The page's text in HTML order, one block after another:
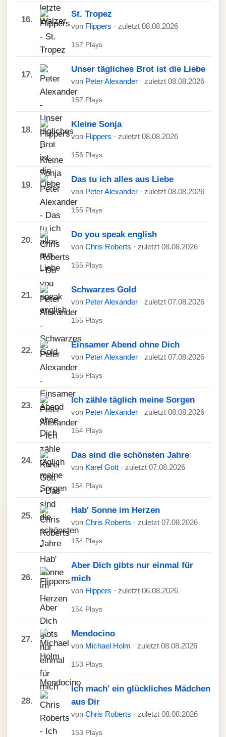
16.
St. Tropez
von Flippers · zuletzt 08.08.2026
157 Plays
17.
Unser tägliches Brot ist die Liebe
von Peter Alexander · zuletzt 08.08.2026
157 Plays
18.
Kleine Sonja
von Flippers · zuletzt 08.08.2026
156 Plays
19.
Das tu ich alles aus Liebe
von Peter Alexander · zuletzt 08.08.2026
155 Plays
20.
Do you speak english
von Chris Roberts · zuletzt 08.08.2026
155 Plays
21.
Schwarzes Gold
von Peter Alexander · zuletzt 07.08.2026
155 Plays
22.
Einsamer Abend ohne Dich
von Peter Alexander · zuletzt 07.08.2026
155 Plays
23.
Ich zähle täglich meine Sorgen
von Peter Alexander · zuletzt 08.08.2026
154 Plays
24.
Das sind die schönsten Jahre
von Karel Gott · zuletzt 07.08.2026
154 Plays
25.
Hab' Sonne im Herzen
von Chris Roberts · zuletzt 07.08.2026
154 Plays
26.
Aber Dich gibts nur einmal für
mich
von Flippers · zuletzt 06.08.2026
154 Plays
27.
Mendocino
von Michael Holm · zuletzt 08.08.2026
153 Plays
28.
Ich mach' ein glückliches Mädchen
aus Dir
von Chris Roberts · zuletzt 08.08.2026
153 Plays